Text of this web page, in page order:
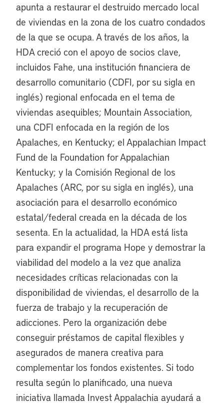
apunta a restaurar el destruido mercado local
de viviendas en la zona de los cuatro condados
de la que se ocupa. A través de los años, la
HDA creció con el apoyo de socios clave,
incluidos Fahe, una institución financiera de
desarrollo comunitario (CDFI, por su sigla en
inglés) regional enfocada en el tema de
viviendas asequibles; Mountain Association,
una CDFI enfocada en la región de los
Apalaches, en Kentucky; el Appalachian Impact
Fund de la Foundation for Appalachian
Kentucky; y la Comisión Regional de los
Apalaches (ARC, por su sigla en inglés), una
asociación para el desarrollo económico
estatal/federal creada en la década de los
sesenta. En la actualidad, la HDA está lista
para expandir el programa Hope y demostrar la
viabilidad del modelo a la vez que analiza
necesidades críticas relacionadas con la
disponibilidad de viviendas, el desarrollo de la
fuerza de trabajo y la recuperación de
adicciones. Pero la organización debe
conseguir préstamos de capital flexibles y
asegurados de manera creativa para
complementar los fondos existentes. Si todo
resulta según lo planificado, una nueva
iniciativa llamada Invest Appalachia ayudará a